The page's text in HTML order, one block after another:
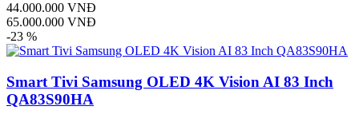
44.000.000 VNĐ
65.000.000 VNĐ
-23 %
Smart Tivi Samsung OLED 4K Vision AI 83 Inch
QA83S90HA